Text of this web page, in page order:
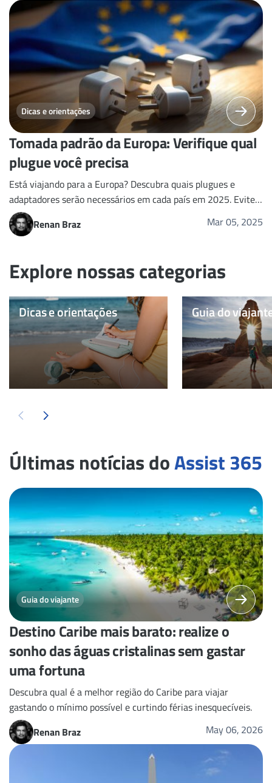
Dicas e orientações
Tomada padrão da Europa: Verifique qual
plugue você precisa
Está viajando para a Europa? Descubra quais plugues e
adaptadores serão necessários em cada país em 2025. Evite
surpresas antes de viajar.
Renan Braz Mar 05, 2025
Explore nossas categorias
Dicas e orientações Guia do
Últimas notícias doAssist 365
Guia do viajante
Destino Caribe mais barato: realize o
sonho das águas cristalinas sem gastar
uma fortuna
Descubra qual é a melhor região do Caribe para viajar
gastando o mínimo possível e curtindo férias inesquecíveis.
Renan Braz
May 06, 2026